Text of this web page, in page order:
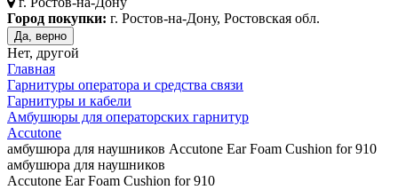
Город покупки: г. Ростов-на-Дону, Ростовская обл.
Да, верно
Нет, другой
Главная
Гарнитуры оператора и средства связи
Гарнитуры и кабели
Амбушюры для операторских гарнитур
Accutone
амбушюра для наушников Accutone Ear Foam Cushion for 910
амбушюра для наушников
Accutone Ear Foam Cushion for 910